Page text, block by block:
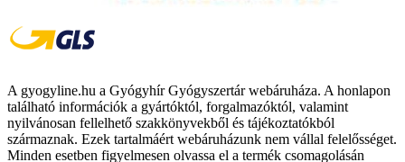
A gyogyline.hu a Gyógyhír Gyógyszertár webáruháza. A honlapon
található információk a gyártóktól, forgalmazóktól, valamint
nyilvánosan fellelhető szakkönyvekből és tájékoztatókból
származnak. Ezek tartalmáért webáruházunk nem vállal felelősséget.
Minden esetben figyelmesen olvassa el a termék csomagolásán